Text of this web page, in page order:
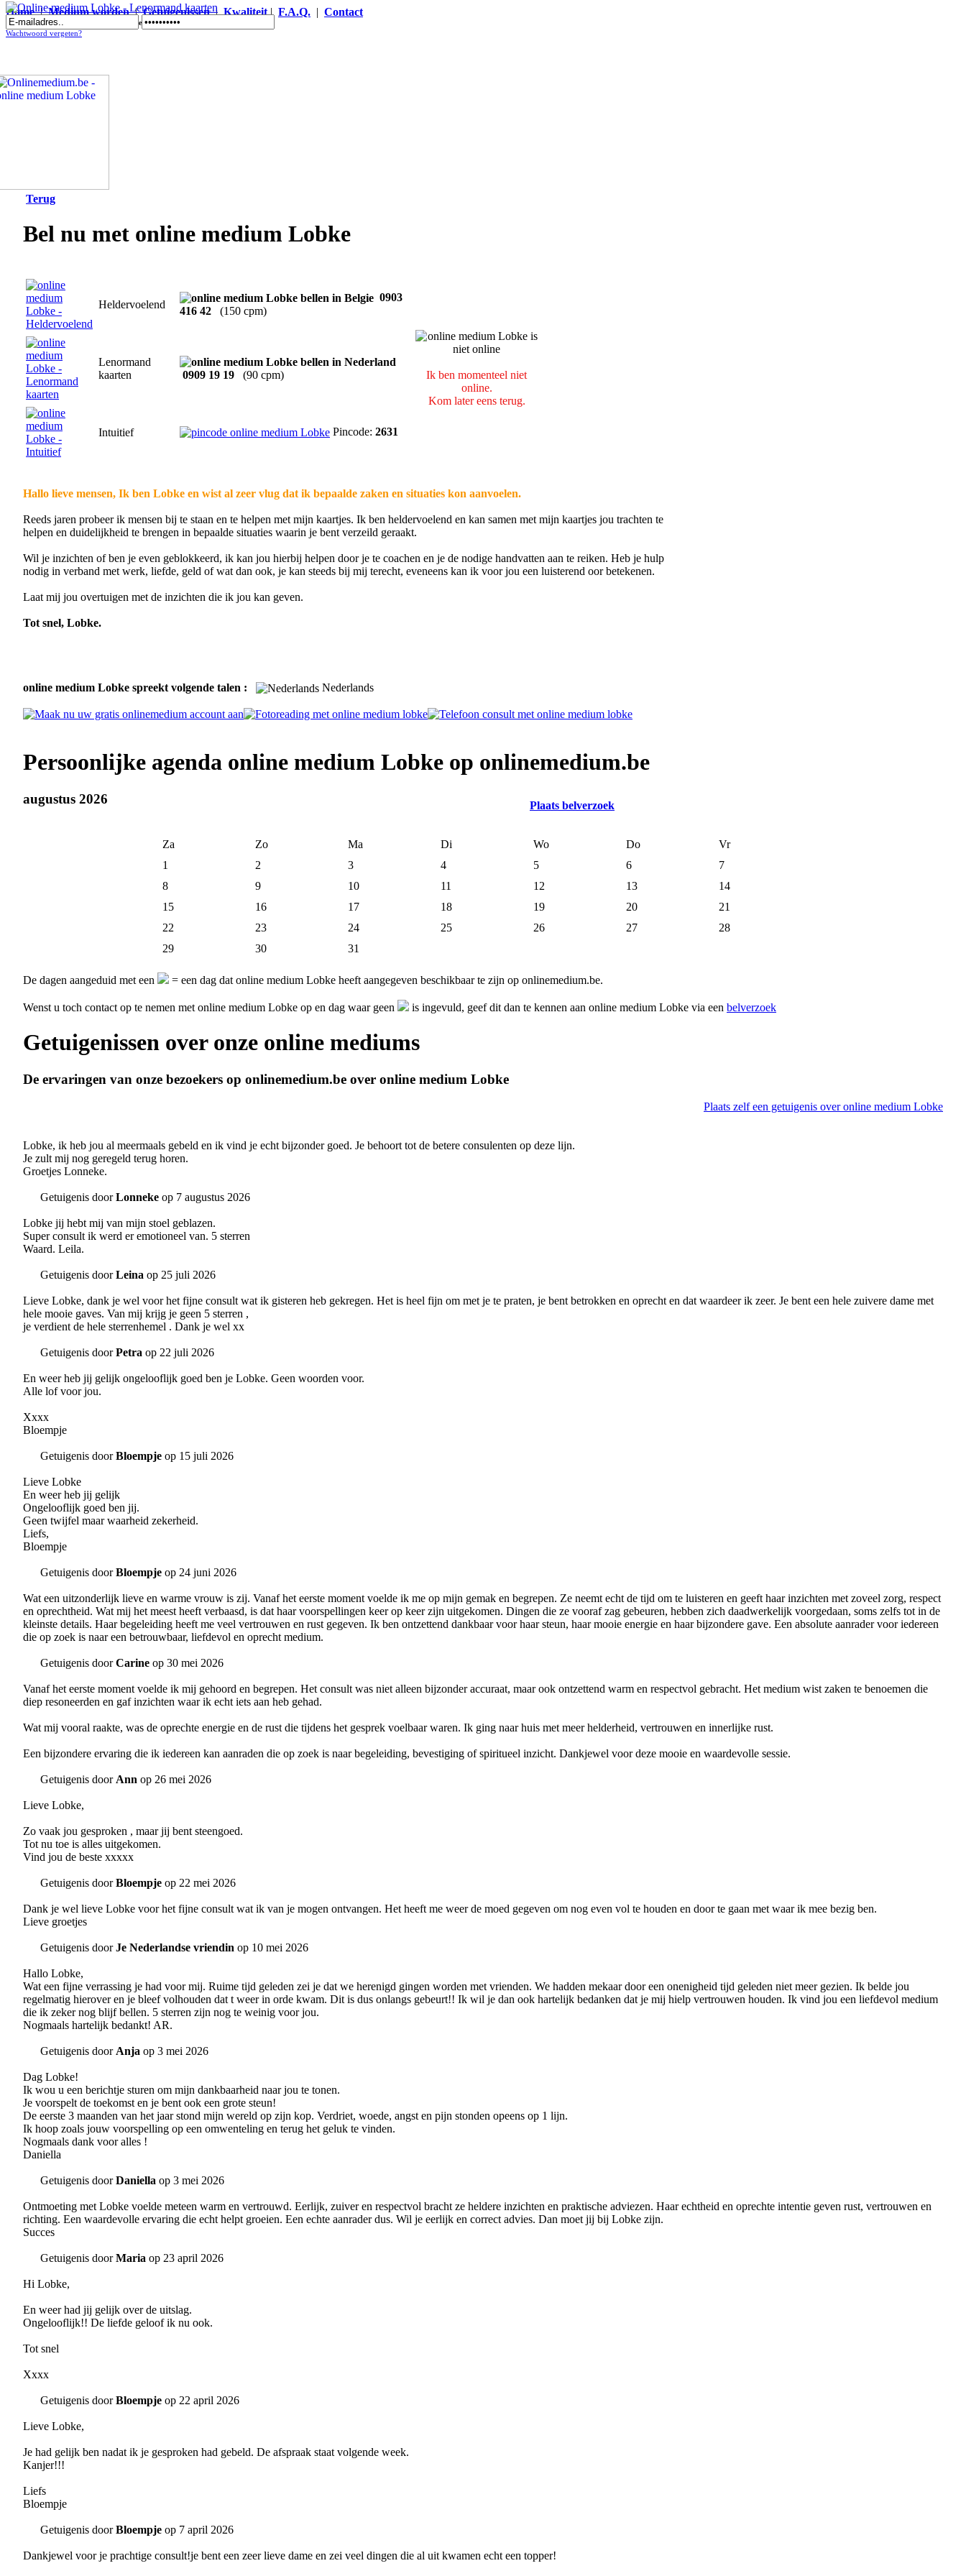
Home|Medium worden|Getuigenissen|Kwaliteit| F.A.Q. | Contact
Online medium Lobke - Lenormand kaarten
Wachtwoord vergeten?
Terug
Bel nu met online medium Lobke
Heldervoelend
0903
416 42
(150 cpm)
Ik ben momenteel niet
online.
Kom later eens terug.
Lenormand
kaarten
0909 19 19 (90 cpm)
Intuitief Pincode: 2631
Hallo lieve mensen, Ik ben Lobke en wist al zeer vlug dat ik bepaalde zaken en situaties kon aanvoelen.
Reeds jaren probeer ik mensen bij te staan en te helpen met mijn kaartjes. Ik ben heldervoelend en kan samen met mijn kaartjes jou trachten te
helpen en duidelijkheid te brengen in bepaalde situaties waarin je bent verzeild geraakt.
Wil je inzichten of ben je even geblokkeerd, ik kan jou hierbij helpen door je te coachen en je de nodige handvatten aan te reiken. Heb je hulp
nodig in verband met werk, liefde, geld of wat dan ook, je kan steeds bij mij terecht, eveneens kan ik voor jou een luisterend oor betekenen.
Laat mij jou overtuigen met de inzichten die ik jou kan geven.
Tot snel, Lobke.
online medium Lobke spreekt volgende talen : Nederlands
Persoonlijke agenda online medium Lobke op onlinemedium.be
augustus 2026 Plaats belverzoek
Za Zo Ma Di Wo Do
Vr
1
2 3 4 5 6
7
8
9 10 11 12 13
14
15
16 17 18 19 20
21
22
23 24 25 26 27
28
29
30 31
De dagen aangeduid met een = een dag dat online medium Lobke heeft aangegeven beschikbaar te zijn op onlinemedium.be.
Wenst u toch contact op te nemen met online medium Lobke op en dag waar geen is ingevuld, geef dit dan te kennen aan online medium Lobke via een belverzoek
Getuigenissen over onze online mediums
De ervaringen van onze bezoekers op onlinemedium.be over online medium Lobke
Plaats zelf een getuigenis over online medium Lobke
Lobke, ik heb jou al meermaals gebeld en ik vind je echt bijzonder goed. Je behoort tot de betere consulenten op deze lijn.
Je zult mij nog geregeld terug horen.
Groetjes Lonneke.
Getuigenis doorLonneke op 7 augustus 2026
Lobke jij hebt mij van mijn stoel geblazen.
Super consult ik werd er emotioneel van. 5 sterren
Waard. Leila.
Getuigenis doorLeina op 25 juli 2026
Lieve Lobke, dank je wel voor het fijne consult wat ik gisteren heb gekregen. Het is heel fijn om met je te praten, je bent betrokken en oprecht en dat waardeer ik zeer. Je bent een hele zuivere dame met
hele mooie gaves. Van mij krijg je geen 5 sterren ,
je verdient de hele sterrenhemel . Dank je wel xx
Getuigenis doorPetra op 22 juli 2026
En weer heb jij gelijk ongelooflijk goed ben je Lobke. Geen woorden voor.
Alle lof voor jou.
Xxxx
Bloempje
Getuigenis doorBloempje op 15 juli 2026
Lieve Lobke
En weer heb jij gelijk
Ongelooflijk goed ben jij.
Geen twijfel maar waarheid zekerheid.
Liefs,
Bloempje
Getuigenis doorBloempje op 24 juni 2026
Wat een uitzonderlijk lieve en warme vrouw is zij. Vanaf het eerste moment voelde ik me op mijn gemak en begrepen. Ze neemt echt de tijd om te luisteren en geeft haar inzichten met zoveel zorg, respect
en oprechtheid. Wat mij het meest heeft verbaasd, is dat haar voorspellingen keer op keer zijn uitgekomen. Dingen die ze vooraf zag gebeuren, hebben zich daadwerkelijk voorgedaan, soms zelfs tot in de
kleinste details. Haar begeleiding heeft me veel vertrouwen en rust gegeven. Ik ben ontzettend dankbaar voor haar steun, haar mooie energie en haar bijzondere gave. Een absolute aanrader voor iedereen
die op zoek is naar een betrouwbaar, liefdevol en oprecht medium.
Getuigenis doorCarine op 30 mei 2026
Vanaf het eerste moment voelde ik mij gehoord en begrepen. Het consult was niet alleen bijzonder accuraat, maar ook ontzettend warm en respectvol gebracht. Het medium wist zaken te benoemen die
diep resoneerden en gaf inzichten waar ik echt iets aan heb gehad.
Wat mij vooral raakte, was de oprechte energie en de rust die tijdens het gesprek voelbaar waren. Ik ging naar huis met meer helderheid, vertrouwen en innerlijke rust.
Een bijzondere ervaring die ik iedereen kan aanraden die op zoek is naar begeleiding, bevestiging of spiritueel inzicht. Dankjewel voor deze mooie en waardevolle sessie.
Getuigenis door Ann op 26 mei 2026
Lieve Lobke,
Zo vaak jou gesproken , maar jij bent steengoed.
Tot nu toe is alles uitgekomen.
Vind jou de beste xxxxx
Getuigenis doorBloempje op 22 mei 2026
Dank je wel lieve Lobke voor het fijne consult wat ik van je mogen ontvangen. Het heeft me weer de moed gegeven om nog even vol te houden en door te gaan met waar ik mee bezig ben.
Lieve groetjes
Getuigenis doorJe Nederlandse vriendin op 10 mei 2026
Hallo Lobke,
Wat een fijne verrassing je had voor mij. Ruime tijd geleden zei je dat we herenigd gingen worden met vrienden. We hadden mekaar door een onenigheid tijd geleden niet meer gezien. Ik belde jou
regelmatig hierover en je bleef volhouden dat t weer in orde kwam. Dit is dus onlangs gebeurt!! Ik wil je dan ook hartelijk bedanken dat je mij hielp vertrouwen houden. Ik vind jou een liefdevol medium
die ik zeker nog blijf bellen. 5 sterren zijn nog te weinig voor jou.
Nogmaals hartelijk bedankt! AR.
Getuigenis door Anja op 3 mei 2026
Dag Lobke!
Ik wou u een berichtje sturen om mijn dankbaarheid naar jou te tonen.
Je voorspelt de toekomst en je bent ook een grote steun!
De eerste 3 maanden van het jaar stond mijn wereld op zijn kop. Verdriet, woede, angst en pijn stonden opeens op 1 lijn.
Ik hoop zoals jouw voorspelling op een omwenteling en terug het geluk te vinden.
Nogmaals dank voor alles !
Daniella
Getuigenis doorDaniella op 3 mei 2026
Ontmoeting met Lobke voelde meteen warm en vertrouwd. Eerlijk, zuiver en respectvol bracht ze heldere inzichten en praktische adviezen. Haar echtheid en oprechte intentie geven rust, vertrouwen en
richting. Een waardevolle ervaring die echt helpt groeien. Een echte aanrader dus. Wil je eerlijk en correct advies. Dan moet jij bij Lobke zijn.
Succes
Getuigenis doorMaria op 23 april 2026
Hi Lobke,
En weer had jij gelijk over de uitslag.
Ongelooflijk!! De liefde geloof ik nu ook.
Tot snel
Xxxx
Getuigenis doorBloempje op 22 april 2026
Lieve Lobke,
Je had gelijk ben nadat ik je gesproken had gebeld. De afspraak staat volgende week.
Kanjer!!!
Liefs
Bloempje
Getuigenis doorBloempje op 7 april 2026
Dankjewel voor je prachtige consult!je bent een zeer lieve dame en zei veel dingen die al uit kwamen echt een topper!